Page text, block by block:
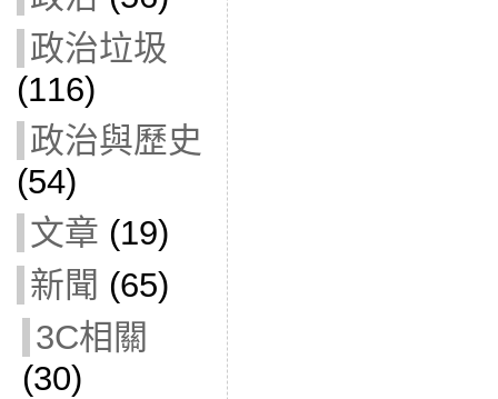
政治垃圾
(116)
政治與歷史
(54)
文章 (19)
新聞 (65)
3C相關
(30)